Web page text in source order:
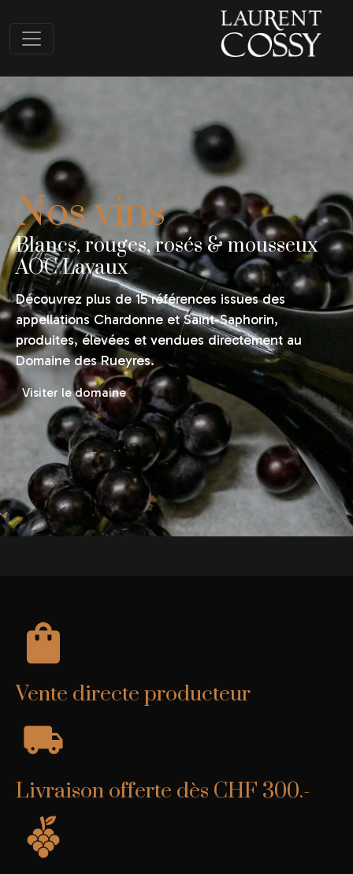
Nos vins
Blancs, rouges, rosés & mousseux
AOC Lavaux
Découvrez plus de 15 références issues des
appellations Chardonne et Saint-Saphorin,
produites, élevées et vendues directement au
Domaine des Rueyres.
Visiter le domaine
Vente directe producteur
Livraison offerte dès CHF 300.-